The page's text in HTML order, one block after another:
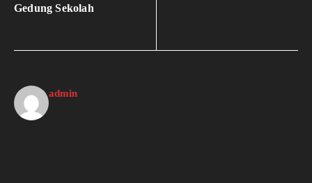
Gedung Sekolah
admin